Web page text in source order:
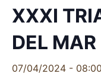
XXXI
DEL MAR
07/04/2024 - 08:00